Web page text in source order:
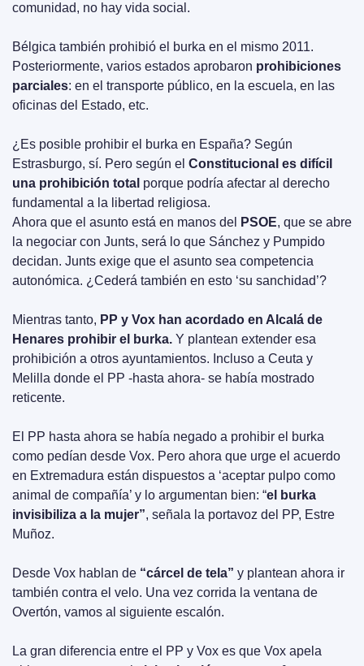
comunidad, no hay vida social.
Bélgica también prohibió el burka en el mismo 2011.
Posteriormente, varios estados aprobaron prohibiciones
parciales: en el transporte público, en la escuela, en las
oficinas del Estado, etc.
¿Es posible prohibir el burka en España? Según
Estrasburgo, sí. Pero según el Constitucional es difícil
una prohibición total porque podría afectar al derecho
fundamental a la libertad religiosa.
Ahora que el asunto está en manos del
PSOE, que se abre
la negociar con Junts, será lo que Sánchez y Pumpido
decidan. Junts exige que el asunto sea competencia
autonómica. ¿Cederá también en esto ‘su sanchidad’?
Mientras tanto, PP y Vox han acordado en Alcalá de
Henares prohibir el burka. Y plantean extender esa
prohibición a otros ayuntamientos. Incluso a Ceuta y
Melilla donde el PP -hasta ahora- se había mostrado
reticente.
El PP hasta ahora se había negado a prohibir el burka
como pedían desde Vox. Pero ahora que urge el acuerdo
en Extremadura están dispuestos a ‘aceptar pulpo como
animal de compañía’ y lo argumentan bien: “el burka
invisibiliza a la mujer”, señala la portavoz del PP, Estre
Muñoz.
Desde Vox hablan de “cárcel de tela” y plantean ahora ir
también contra el velo. Una vez corrida la ventana de
Overtón, vamos al siguiente escalón.
La gran diferencia entre el PP y Vox es que Vox apela